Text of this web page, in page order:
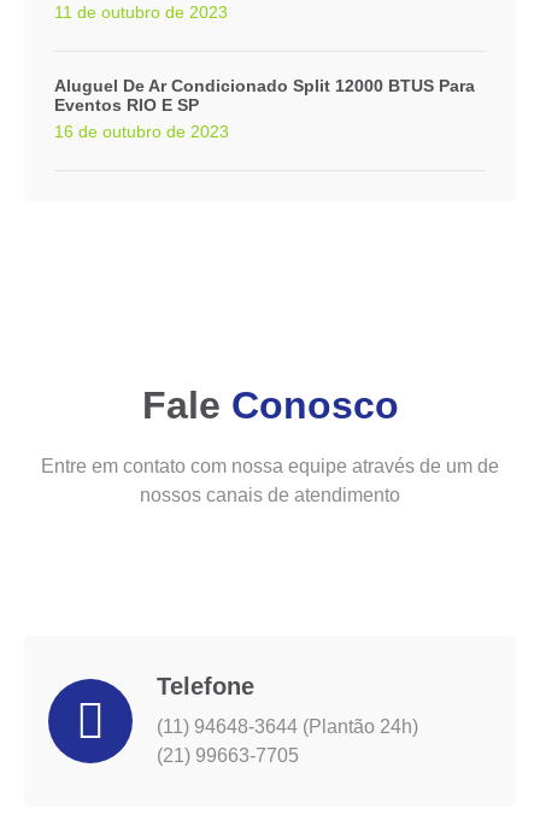
11 de outubro de 2023
Aluguel De Ar Condicionado Split 12000 BTUS Para
Eventos RIO E SP
16 de outubro de 2023
Fale Conosco
Entre em contato com nossa equipe através de um de
nossos canais de atendimento
Telefone
(11) 94648-3644 (Plantão 24h)
(21) 99663-7705